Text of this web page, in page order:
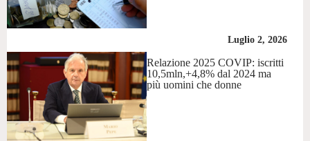
Luglio 2, 2026
Relazione 2025 COVIP: iscritti
10,5mln,+4,8% dal 2024 ma
più uomini che donne